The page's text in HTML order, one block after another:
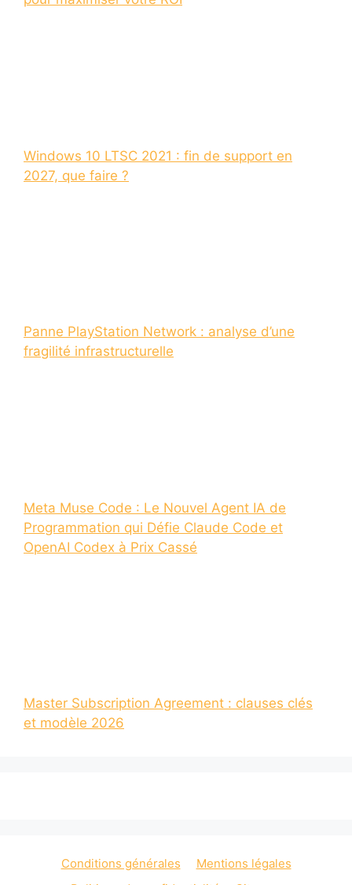
Windows 10 LTSC 2021 : fin de support en
2027, que faire ?
Panne PlayStation Network : analyse d’une
fragilité infrastructurelle
Meta Muse Code : Le Nouvel Agent IA de
Programmation qui Défie Claude Code et
OpenAI Codex à Prix Cassé
Master Subscription Agreement : clauses clés
et modèle 2026
Conditions générales
Mentions légales